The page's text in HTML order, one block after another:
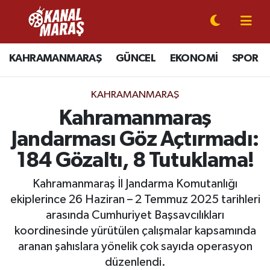
KAHRAMANMARAŞ GÜNCEL EKONOMİ SPOR
KAHRAMANMARAŞ
Kahramanmaraş
Jandarması Göz Açtırmadı:
184 Gözaltı, 8 Tutuklama!
Kahramanmaraş İl Jandarma Komutanlığı
ekiplerince 26 Haziran – 2 Temmuz 2025 tarihleri
arasında Cumhuriyet Başsavcılıkları
koordinesinde yürütülen çalışmalar kapsamında
aranan şahıslara yönelik çok sayıda operasyon
düzenlendi.
CANLI YAYIN
KAHRAMANMARAŞ
SPOR
SİYASET
EKONOMİ
GÜNDEM
Kahramanmaraş Nöbetçi Eczaneler
Kahramanmaraş Hava Durumu
Kahramanmaraş Trafik Yoğunluk Haritası
Süper Lig Puan Durumu ve Fikstür
Tüm Manşetler
Son Dakika Haberleri